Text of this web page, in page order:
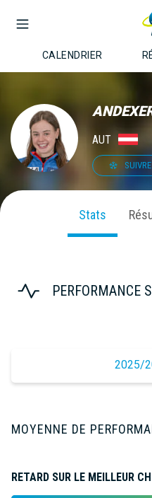
CALENDRIER
AUT
SUIVRE
Stats
PERFORMANCE
2025/
MOYENNE DE
RETARD SUR LE MEILLEUR